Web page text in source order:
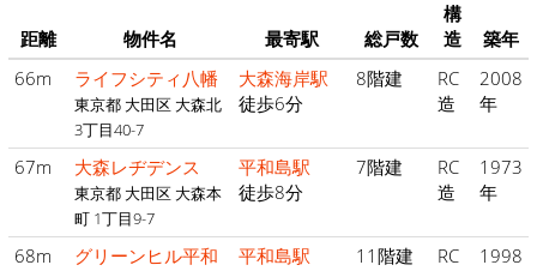
距離 物件名 最寄駅 総戸数
構
造
築年
66m
ライフシティ八幡
東京都 大田区 大森北
3丁目40-7
大森海岸駅
徒歩6分
8階建
RC
造
2008
年
67m 大森レヂデンス
東京都 大田区 大森本
町 1丁目9-7
平和島駅
徒歩8分
7階建
RC
造
1973
年
68m
グリーンヒル平和
平和島駅
11階建
RC
1998